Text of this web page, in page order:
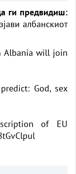
ги предвидиш:
албанскиот
Albania will join
God, sex
of EU